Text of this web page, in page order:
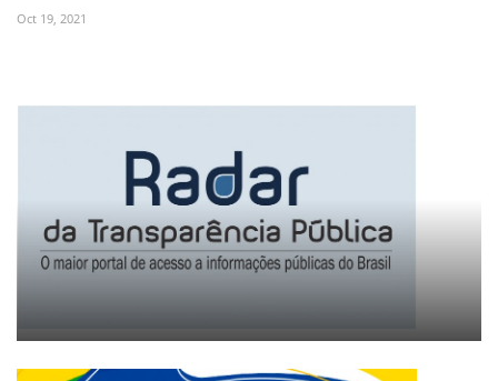
Oct 19, 2021